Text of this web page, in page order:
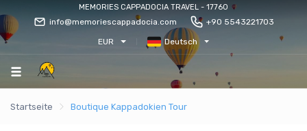
MEMORIES CAPPADOCIA TRAVEL - 17760
info@memoriescappadocia.com +90 5543221703
EUR Deutsch
Startseite Boutique Kappadokien Tour